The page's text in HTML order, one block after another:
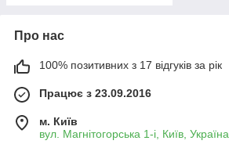
Про нас
100% позитивних з 17 відгуків за рік
Працює з 23.09.2016
м. Київ
вул. Магнітогорська 1-і, Київ, Україна